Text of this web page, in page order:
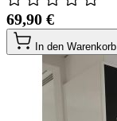
69,90 €
In den Warenkorb